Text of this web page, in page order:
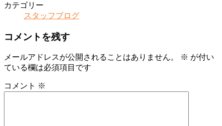
カテゴリー
スタッフブログ
コメントを残す
メールアドレスが公開されることはありません。 ※ が付い
ている欄は必須項目です
コメント ※